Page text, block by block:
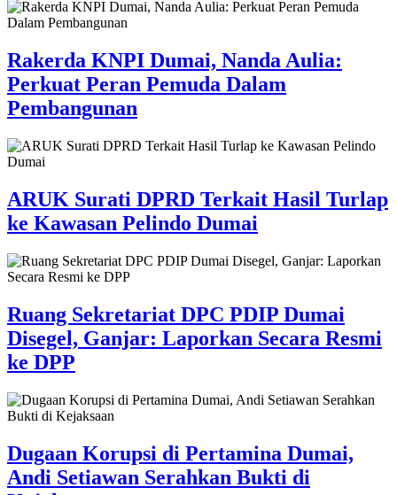
Rakerda KNPI Dumai, Nanda Aulia:
Perkuat Peran Pemuda Dalam
Pembangunan
ARUK Surati DPRD Terkait Hasil Turlap
ke Kawasan Pelindo Dumai
Ruang Sekretariat DPC PDIP Dumai
Disegel, Ganjar: Laporkan Secara Resmi
ke DPP
Dugaan Korupsi di Pertamina Dumai,
Andi Setiawan Serahkan Bukti di